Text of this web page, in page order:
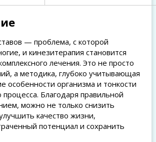
— проблема, с которой
и кинезитерапия становится
лечения. Это не просто
а методика, глубоко учитывающая
особенности организма и тонкости
процесса. Благодаря правильной
можно не только снизить
качество жизни,
потенциал и сохранить